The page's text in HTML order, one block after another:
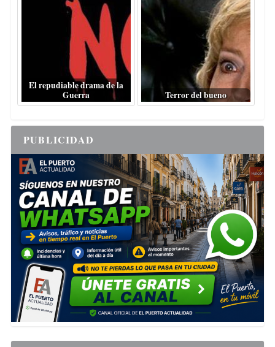
El repudiable drama de la
Guerra
Terror del bueno
PUBLICIDAD